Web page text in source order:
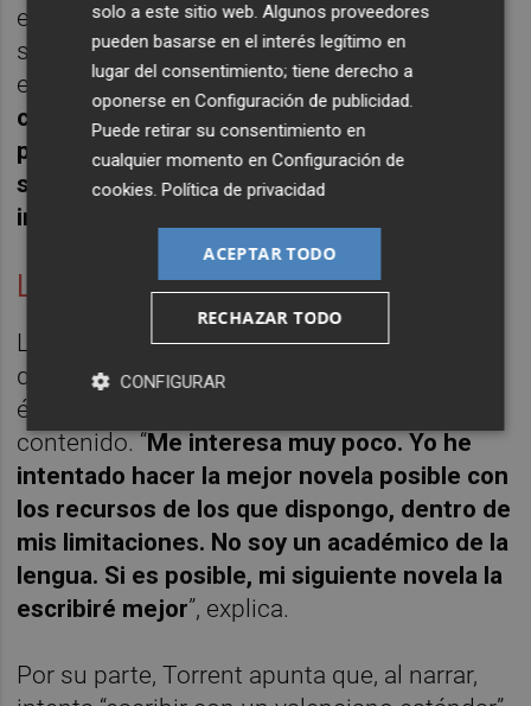
escritor de despacho”. Ambos escritores
suelen huir de descripciones demasiado
enrevesadas. Y en eso, según Torrent,
clave está en cómo se desenvuelven los
personajes. “Los personajes se describen
solos cuando hablan. Los diálogos son muy
importantes".
La lengua valenciana
Lahuerta ha dejado claro durante la charla
que los debates sobre la lengua no van con
él. Lo considera un asunto un tanto vacío de
contenido. “Me interesa muy poco. Yo he
intentado hacer la mejor novela posible con
los recursos de los que dispongo, dentro de
mis limitaciones. No soy un académico de la
lengua. Si es posible, mi siguiente novela la
escribiré mejor”, explica.
Por su parte, Torrent apunta que, al narrar,
solo a este sitio web. Algunos proveedores
pueden basarse en el interés legítimo en
lugar del consentimiento; tiene derecho a
oponerse enConfiguración de publicidad.
Puede retirar su consentimiento en
cualquier momento enConfiguración de
cookies.Política de privacidad
ACEPTAR TODO
RECHAZAR TODO
CONFIGURAR